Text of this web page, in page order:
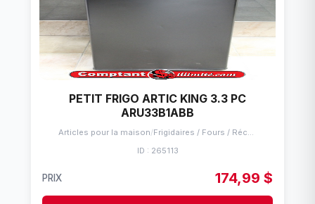
PETIT FRIGO ARTIC KING 3.3 PC
ARU33B1ABB
Articles pour la maison/
ID : 265113
PRIX 174,99 $